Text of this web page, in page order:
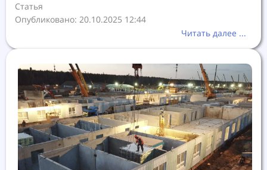
Статья
Опубликовано: 20.10.2025 12:44
Читать далее ...